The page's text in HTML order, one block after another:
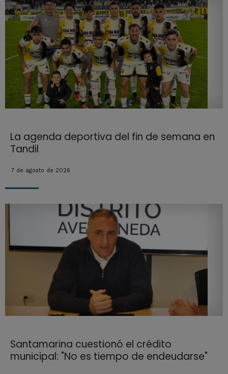
La agenda deportiva del fin de semana en
Tandil
7 de agosto de 2026
Santamarina cuestionó el crédito
municipal: "No es tiempo de endeudarse"